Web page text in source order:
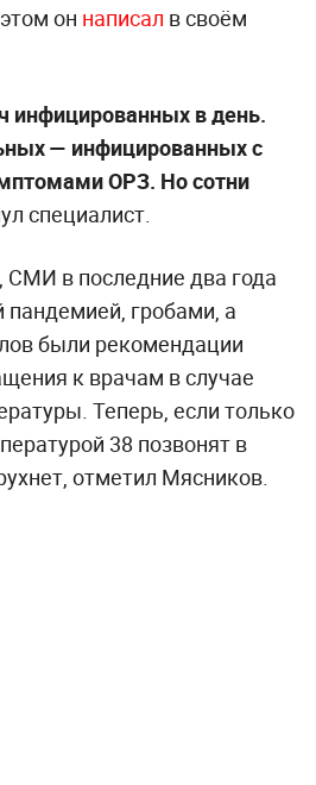
он написал в своём
инфицированных в день.
— инфицированных с
ОРЗ. Но сотни
специалист.
СМИ в последние два года
пандемией, гробами, а
были рекомендации
к врачам в случае
Теперь, если только
38 позвонят в
отметил Мясников.